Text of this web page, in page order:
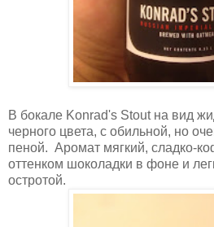
В бокале Konrad's Stout на вид
черного цвета, с обильной, но
пеной. Аромат мягкий, сладко-
оттенком шоколадки в фоне и
остротой.